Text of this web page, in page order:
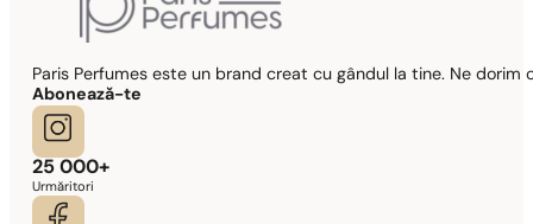
Paris Perfumes este un brand creat cu gândul la tine. Ne
Abonează-te
25 000+
Urmăritori